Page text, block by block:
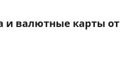
и валютные карты от